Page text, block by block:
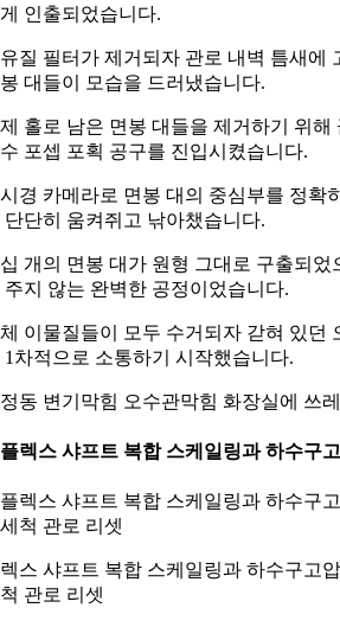
인출되었습니다.
질 필터가 제거되자 관로 내벽 틈새에
대들이 모습을 드러냈습니다.
홀로 남은 면봉 대들을 제거하기 위해
포셉 포획 공구를 진입시켰습니다.
경 카메라로 면봉 대의 중심부를 정확
단단히 움켜쥐고 낚아챘습니다.
개의 면봉 대가 원형 그대로 구출되었
주지 않는 완벽한 공정이었습니다.
이물질들이 모두 수거되자 갇혀 있던
1차적으로 소통하기 시작했습니다.
동 변기막힘 오수관막힘 화장실에 쓰
렉스 샤프트 복합 스케일링과 하수구
스 샤프트 복합 스케일링과 하수구고압
관로 리셋